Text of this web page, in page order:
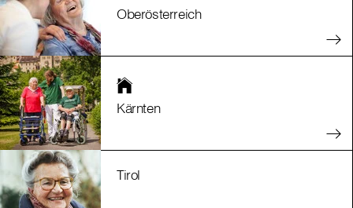
Oberösterreich
Kärnten
Tirol